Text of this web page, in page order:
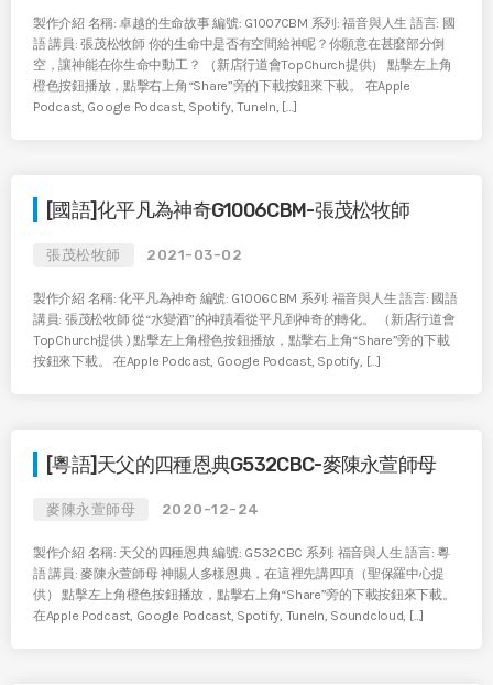
製作介紹 名稱: 卓越的生命故事 編號: G1007CBM 系列: 福音與人生 語言: 國
語 講員: 張茂松牧師 你的生命中是否有空間給神呢？你願意在甚麼部分倒
空，讓神能在你生命中動工？ （新店行道會TopChurch提供） 點擊左上角
橙色按鈕播放，點擊右上角“Share”旁的下載按鈕來下載。 在Apple
Podcast, Google Podcast, Spotify, TuneIn, […]
[國語]化平凡為神奇G1006CBM-張茂松牧師
張茂松牧師 2021-03-02
製作介紹 名稱: 化平凡為神奇 編號: G1006CBM 系列: 福音與人生 語言: 國語
講員: 張茂松牧師 從“水變酒”的神蹟看從平凡到神奇的轉化。 （新店行道會
TopChurch提供 ) 點擊左上角橙色按鈕播放，點擊右上角“Share”旁的下載
按鈕來下載。 在Apple Podcast, Google Podcast, Spotify, […]
[粵語]天父的四種恩典G532CBC-麥陳永萱師母
麥陳永萱師母 2020-12-24
製作介紹 名稱: 天父的四種恩典 編號: G532CBC 系列: 福音與人生 語言: 粵
語 講員: 麥陳永萱師母 神賜人多樣恩典，在這裡先講四項（聖保羅中心提
供） 點擊左上角橙色按鈕播放，點擊右上角“Share”旁的下載按鈕來下載。
在Apple Podcast, Google Podcast, Spotify, TuneIn, Soundcloud, […]